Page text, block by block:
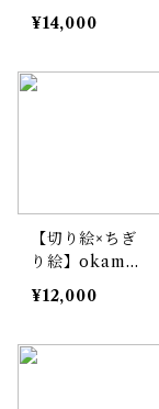
ト『kawa-sem
i（カワセ
¥14,000
【切り絵×ちぎ
り絵】okame-
inko -ｵｶﾒｲﾝｺ-
原画アート
¥12,000